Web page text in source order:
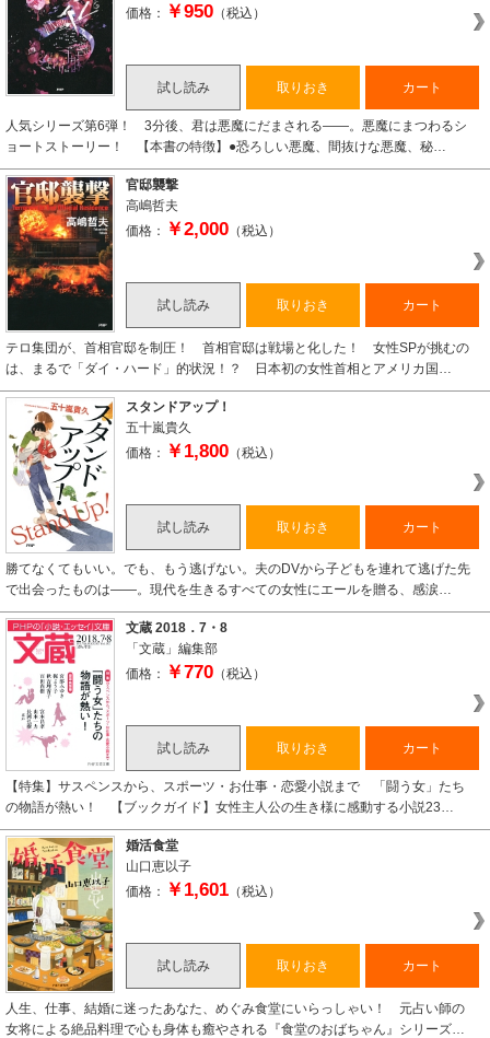
価格：
￥950 （税込）
試し読み 取りおき カート
人気シリーズ第6弾！ 3分後、君は悪魔にだまされる――。悪魔にまつわるシ
ョートストーリー！ 【本書の特徴】●恐ろしい悪魔、間抜けな悪魔、秘…
官邸襲撃
高嶋哲夫
価格：
￥2,000 （税込）
試し読み 取りおき カート
テロ集団が、首相官邸を制圧！ 首相官邸は戦場と化した！ 女性SPが挑むの
は、まるで「ダイ・ハード」的状況！？ 日本初の女性首相とアメリカ国…
スタンドアップ！
五十嵐貴久
価格：
￥1,800 （税込）
試し読み 取りおき カート
勝てなくてもいい。でも、もう逃げない。夫のDVから子どもを連れて逃げた先
で出会ったものは――。現代を生きるすべての女性にエールを贈る、感涙…
文蔵 2018．7・8
「文蔵」編集部
価格：
￥770 （税込）
試し読み 取りおき カート
【特集】サスペンスから、スポーツ・お仕事・恋愛小説まで 「闘う女」たち
の物語が熱い！ 【ブックガイド】女性主人公の生き様に感動する小説23…
婚活食堂
山口恵以子
価格：
￥1,601 （税込）
試し読み 取りおき カート
人生、仕事、結婚に迷ったあなた、めぐみ食堂にいらっしゃい！ 元占い師の
女将による絶品料理で心も身体も癒やされる『食堂のおばちゃん』シリーズ…